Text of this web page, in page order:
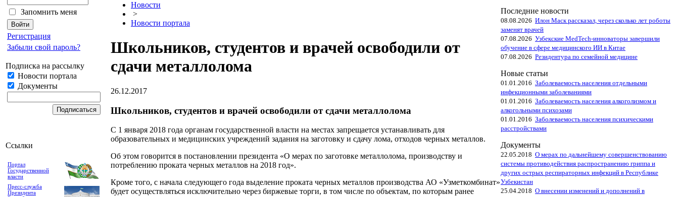
Запомнить меня
Регистрация
Забыли свой пароль?
Подписка на рассылку
Новости портала
Документы
Ссылки
Портал
Государственной
власти
Пресс-служба
Президента
Новости
>
Новости портала
Школьников, студентов и врачей освободили от
сдачи металлолома
26.12.2017
Школьников, студентов и врачей освободили от сдачи металлолома
С 1 января 2018 года органам государственной власти на местах запрещается устанавливать для
образовательных и медицинских учреждений задания на заготовку и сдачу лома, отходов черных металлов.
Об этом говорится в постановлении президента «О мерах по заготовке металлолома, производству и
потреблению проката черных металлов на 2018 год».
Кроме того, с начала следующего года выделение проката черных металлов производства АО «Узметкомбинат»
будет осуществляться исключительно через биржевые торги, в том числе по объектам, по которым ранее
Последние новости
08.08.2026 Илон Маск рассказал, через сколько лет роботы
заменят врачей
07.08.2026 Узбекские MedTech-инноваторы завершили
обучение в сфере медицинского ИИ в Китае
07.08.2026 Резидентура по семейной медицине
Новые статьи
01.01.2016 Заболеваемость населения отдельными
инфекционными заболеваниями
01.01.2016 Заболеваемость населения алкоголизмом и
алкогольными психозами
01.01.2016 Заболеваемость населения психическими
расстройствами
Документы
22.05.2018 О мерах по дальнейшему совершенствованию
системы противодействия распространению гриппа и
других острых респираторных инфекций в Республике
Узбекистан
25.04.2018 О внесении изменений и дополнений в